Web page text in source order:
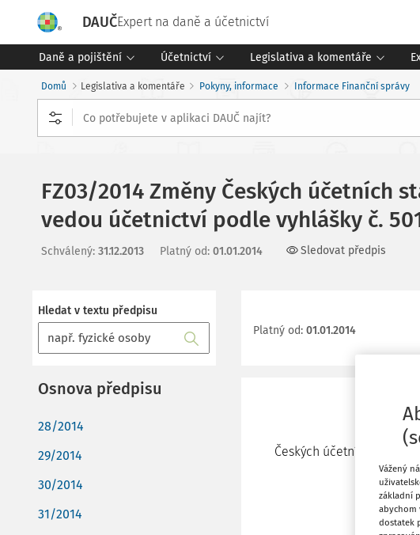
DAUČExpert na daně a účetnictví
Daně a pojištění Účetnictví Legislativa a komentáře
Domů Legislativa a komentáře Pokyny, informace Informace Finanční správy
FZ03/2014 Změny Českých
vedou účetnictví podle vyhlášky č.
Schválený: 31.12.2013 Platný od: 01.01.2014 Sledovat předpis
Hledat v textu předpisu
Osnova předpisu
28/2014
29/2014
30/2014
31/2014
Platný od: 01.01.2014
Českých účetních
Vážený
základní
abychom
dostatek